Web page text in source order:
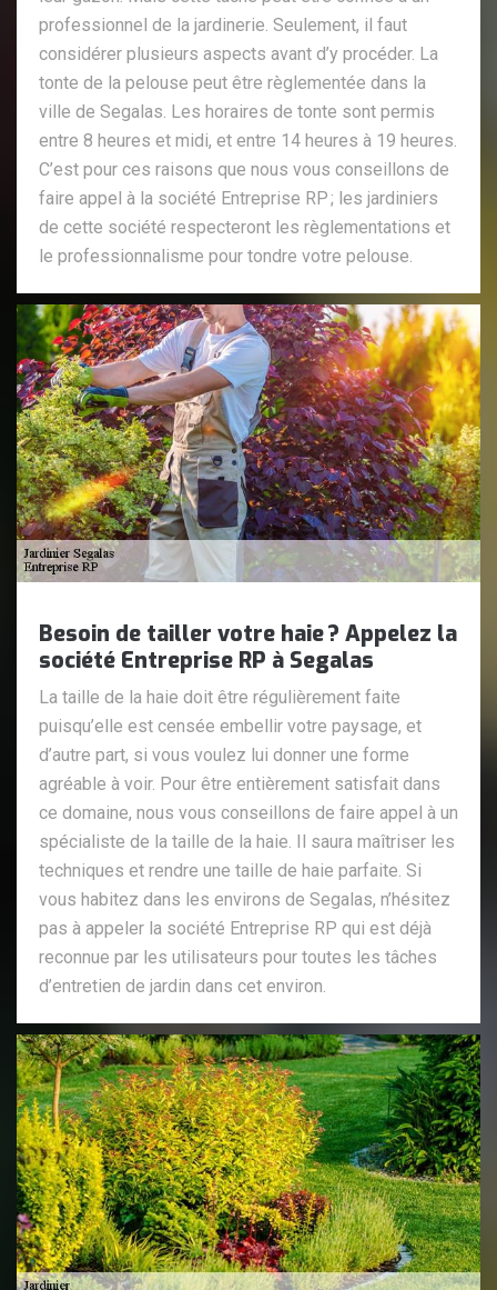
professionnel de la jardinerie. Seulement, il faut
considérer plusieurs aspects avant d’y procéder. La
tonte de la pelouse peut être règlementée dans la
ville de Segalas. Les horaires de tonte sont permis
entre 8 heures et midi, et entre 14 heures à 19 heures.
C’est pour ces raisons que nous vous conseillons de
faire appel à la société Entreprise RP ; les jardiniers
de cette société respecteront les règlementations et
le professionnalisme pour tondre votre pelouse.
Besoin de tailler votre haie ? Appelez la
société Entreprise RP à Segalas
La taille de la haie doit être régulièrement faite
puisqu’elle est censée embellir votre paysage, et
d’autre part, si vous voulez lui donner une forme
agréable à voir. Pour être entièrement satisfait dans
ce domaine, nous vous conseillons de faire appel à un
spécialiste de la taille de la haie. Il saura maîtriser les
techniques et rendre une taille de haie parfaite. Si
vous habitez dans les environs de Segalas, n’hésitez
pas à appeler la société Entreprise RP qui est déjà
reconnue par les utilisateurs pour toutes les tâches
d’entretien de jardin dans cet environ.